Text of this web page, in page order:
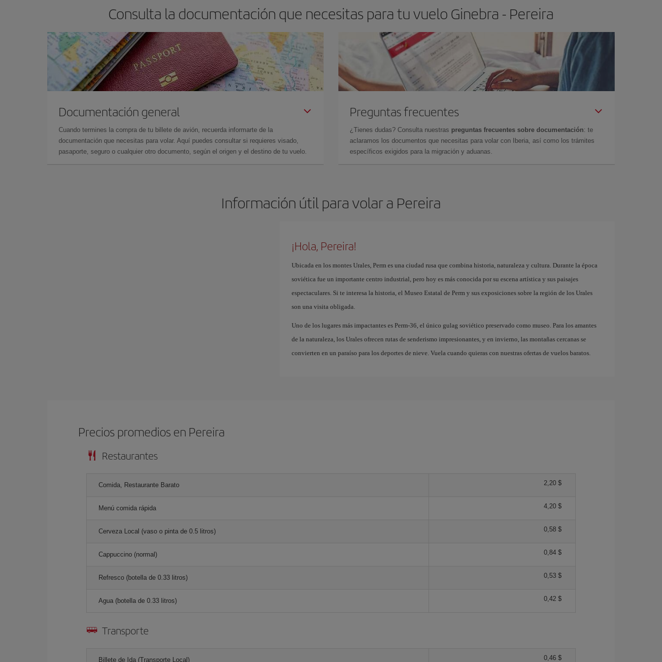
Consulta la documentación que necesitas para tu vuelo Ginebra - Pereira
Documentación general
Cuando termines la compra de tu billete de avión, recuerda informarte de la
documentación que necesitas para volar. Aquí puedes consultar si requieres visado,
pasaporte, seguro o cualquier otro documento, según el origen y el destino de tu vuelo.
Preguntas frecuentes
¿Tienes dudas? Consulta nuestras preguntas frecuentes sobre documentación: te
aclaramos los documentos que necesitas para volar con Iberia, así como los trámites
específicos exigidos para la migración y aduanas.
Información útil para volar a Pereira
¡Hola, Pereira!
Ubicada en los montes Urales, Perm es una ciudad rusa que combina historia, naturaleza y cultura. Durante la época
soviética fue un importante centro industrial, pero hoy es más conocida por su escena artística y sus paisajes
espectaculares. Si te interesa la historia, el Museo Estatal de Perm y sus exposiciones sobre la región de los Urales
son una visita obligada.
Uno de los lugares más impactantes es Perm-36, el único gulag soviético preservado como museo. Para los amantes
de la naturaleza, los Urales ofrecen rutas de senderismo impresionantes, y en invierno, las montañas cercanas se
convierten en un paraíso para los deportes de nieve. Vuela cuando quieras con nuestras ofertas de vuelos baratos.
Precios promedios en Pereira
Restaurantes
Comida, Restaurante Barato 2,20 $
Menú comida rápida 4,20 $
Cerveza Local (vaso o pinta de 0.5 litros) 0,58 $
Cappuccino (normal) 0,84 $
Refresco (botella de 0.33 litros) 0,53 $
Agua (botella de 0.33 litros) 0,42 $
Transporte
Billete de Ida (Transporte Local) 0,46 $